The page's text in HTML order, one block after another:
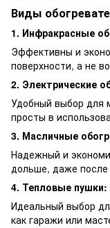
Виды
1. Инфракрасные
Эффективны и
поверхности, а не
2. Электрические
Удобный выбор для
просты в
3. Масличные
Надежный и
дольше, даже
4. Тепловые пушки:
Идеальный выбор
как гаражи или